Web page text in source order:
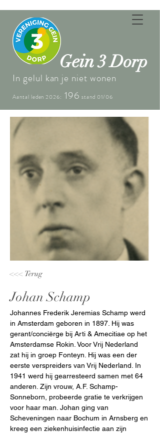
Gein3 Dorp
In gelul kan je niet wonen
Aantal leden 2026: 196 stand 01/06
<<< Terug
Johan Schamp
Johannes Frederik Jeremias Schamp werd
in Amsterdam geboren in 1897. Hij was
gerant/conciërge bij Arti & Amecitiae op het
Amsterdamse Rokin. Voor Vrij Nederland
zat hij in groep Fonteyn. Hij was een der
eerste verspreiders van Vrij Nederland. In
1941 werd hij gearresteerd samen met 64
anderen. Zijn vrouw, A.F. Schamp-
Sonneborn, probeerde gratie te verkrijgen
voor haar man. Johan ging van
Scheveningen naar Bochum in Arnsberg en
kreeg een ziekenhuisinfectie aan zijn